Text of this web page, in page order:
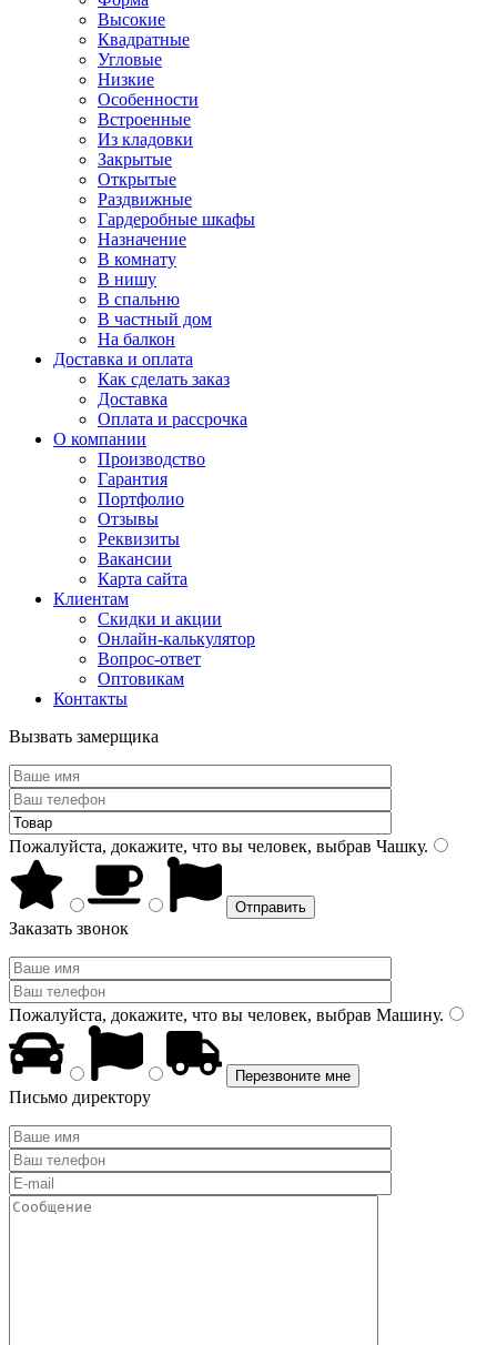
Высокие
Квадратные
Угловые
Низкие
Особенности
Встроенные
Из кладовки
Закрытые
Открытые
Раздвижные
Гардеробные шкафы
Назначение
В комнату
В нишу
В спальню
В частный дом
На балкон
Доставка и оплата
Как сделать заказ
Доставка
Оплата и рассрочка
О компании
Производство
Гарантия
Портфолио
Отзывы
Реквизиты
Вакансии
Карта сайта
Клиентам
Скидки и акции
Онлайн-калькулятор
Вопрос-ответ
Оптовикам
Контакты
Вызвать замерщика
Пожалуйста, докажите, что вы человек, выбрав Чашку.
Заказать звонок
Пожалуйста, докажите, что вы человек, выбрав Машину.
Письмо директору